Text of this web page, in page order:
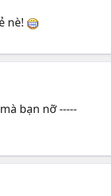
nè!
bạn nỡ -----